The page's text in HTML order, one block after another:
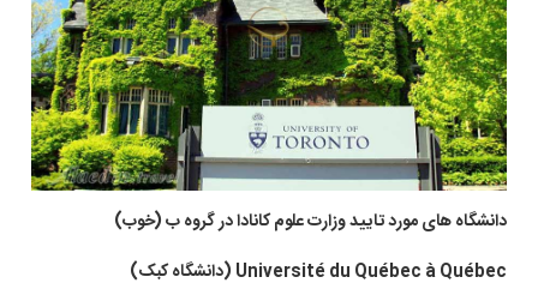
دانشگاه های مورد تایید وزارت علوم کانادا در گروه ب (خوب)‏
Université du Québec à Québec (دانشگاه کبک)